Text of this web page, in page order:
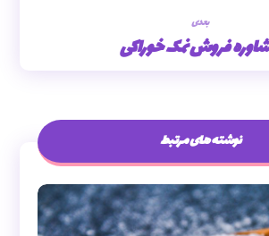
بعدی
فروش نمک خوراکی
نوشته های مرتبط